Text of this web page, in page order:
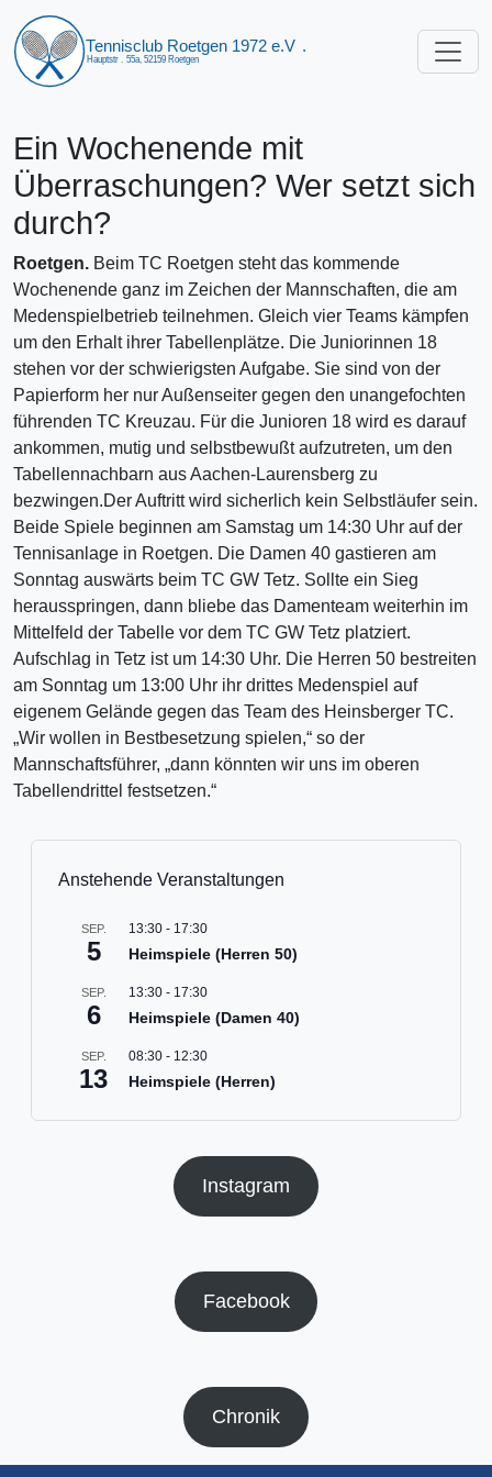
Ein Wochenende mit
Überraschungen? Wer setzt sich
durch?
Roetgen. Beim TC Roetgen steht das kommende
Wochenende ganz im Zeichen der Mannschaften, die am
Medenspielbetrieb teilnehmen. Gleich vier Teams kämpfen
um den Erhalt ihrer Tabellenplätze. Die Juniorinnen 18
stehen vor der schwierigsten Aufgabe. Sie sind von der
Papierform her nur Außenseiter gegen den unangefochten
führenden TC Kreuzau. Für die Junioren 18 wird es darauf
ankommen, mutig und selbstbewußt aufzutreten, um den
Tabellennachbarn aus Aachen-Laurensberg zu
bezwingen.Der Auftritt wird sicherlich kein Selbstläufer sein.
Beide Spiele beginnen am Samstag um 14:30 Uhr auf der
Tennisanlage in Roetgen. Die Damen 40 gastieren am
Sonntag auswärts beim TC GW Tetz. Sollte ein Sieg
herausspringen, dann bliebe das Damenteam weiterhin im
Mittelfeld der Tabelle vor dem TC GW Tetz platziert.
Aufschlag in Tetz ist um 14:30 Uhr. Die Herren 50 bestreiten
am Sonntag um 13:00 Uhr ihr drittes Medenspiel auf
eigenem Gelände gegen das Team des Heinsberger TC.
„Wir wollen in Bestbesetzung spielen,“ so der
Mannschaftsführer, „dann könnten wir uns im oberen
Tabellendrittel festsetzen.“
Anstehende Veranstaltungen
SEP.
5
13:30 - 17:30
Heimspiele (Herren 50)
SEP.
6
13:30 - 17:30
Heimspiele (Damen 40)
SEP.
13
08:30 - 12:30
Heimspiele (Herren)
Instagram
Facebook
Chronik